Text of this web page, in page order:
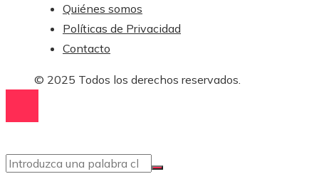
Quiénes somos
Políticas de Privacidad
Contacto
© 2025 Todos los derechos reservados.